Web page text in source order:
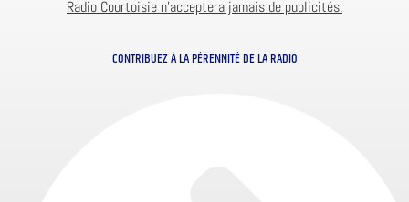
Radio Courtoisie n’acceptera jamais de publicités.
CONTRIBUEZ À LA PÉRENNITÉ DE LA RADIO